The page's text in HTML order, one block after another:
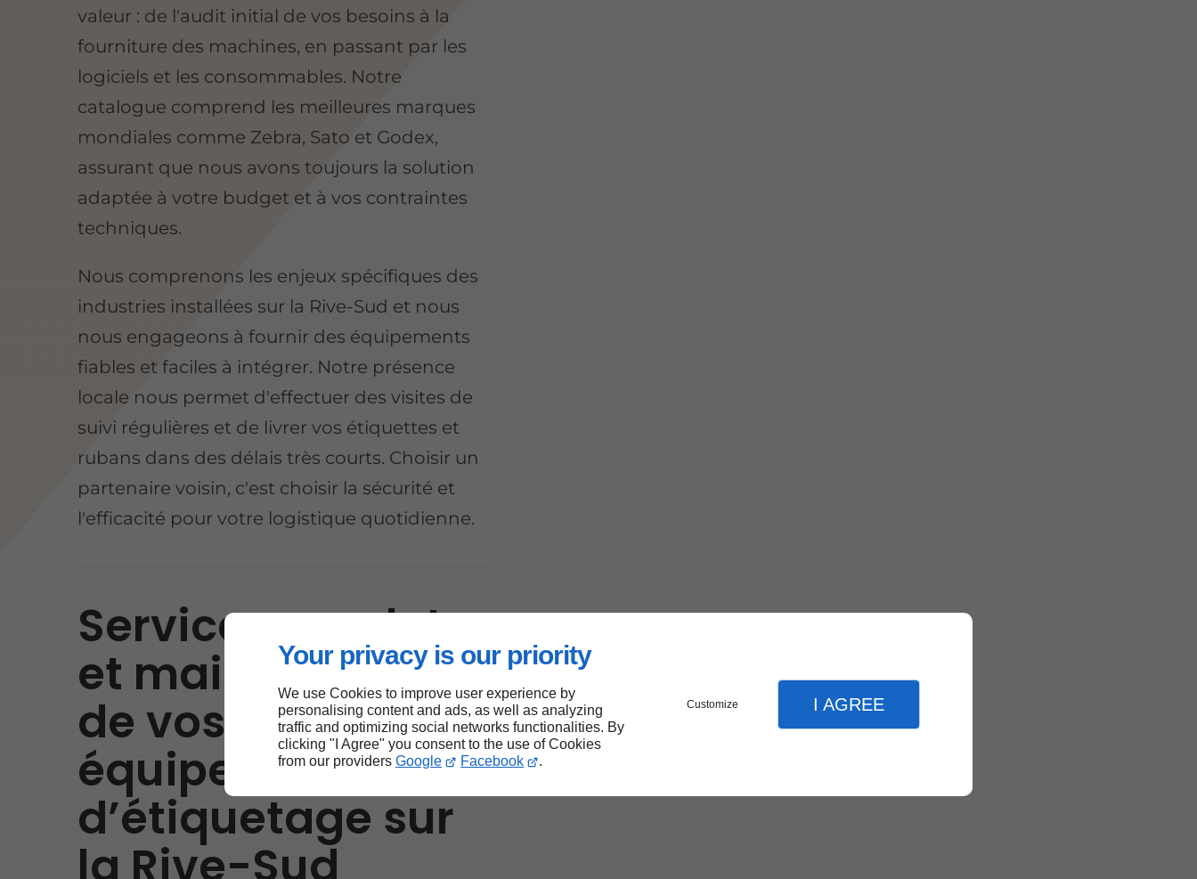
Your privacy is our priority
We use Cookies to improve user experience by
personalising content and ads, as well as analyzing
traffic and optimizing social networks functionalities. By
clicking "I Agree" you consent to the use of Cookies
from our providers Google Facebook .
Customize I AGREE
valeur : de l'audit initial de vos besoins à la
fourniture des machines, en passant par les
logiciels et les consommables. Notre
catalogue comprend les meilleures marques
mondiales comme Zebra, Sato et Godex,
assurant que nous avons toujours la solution
adaptée à votre budget et à vos contraintes
techniques.
Nous comprenons les enjeux spécifiques des
industries installées sur la Rive-Sud et nous
nous engageons à fournir des équipements
fiables et faciles à intégrer. Notre présence
locale nous permet d'effectuer des visites de
suivi régulières et de livrer vos étiquettes et
rubans dans des délais très courts. Choisir un
partenaire voisin, c'est choisir la sécurité et
l'efficacité pour votre logistique quotidienne.
Service complet
et maintenance
de vos
équipements
d’étiquetage sur
la Rive-Sud